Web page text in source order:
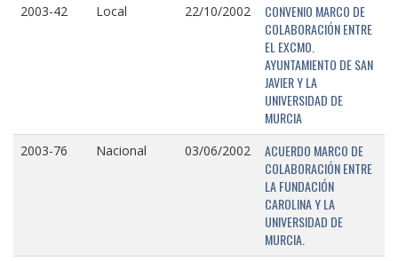
2003-42 Local 22/10/2002
CONVENIO MARCO DE
COLABORACIÓN ENTRE
EL EXCMO.
AYUNTAMIENTO DE SAN
JAVIER Y LA
UNIVERSIDAD DE
MURCIA
2003-76 Nacional 03/06/2002
ACUERDO MARCO DE
COLABORACIÓN ENTRE
LA FUNDACIÓN
CAROLINA Y LA
UNIVERSIDAD DE
MURCIA.